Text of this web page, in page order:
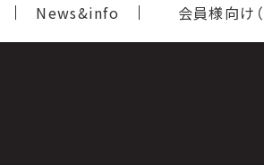
News&info 会員様向け